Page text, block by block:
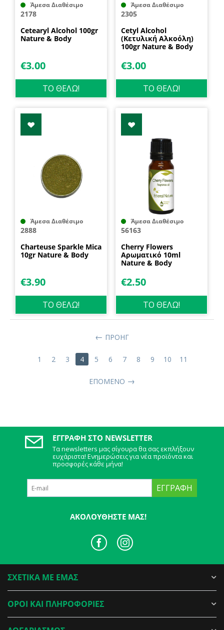
Άμεσα Διαθέσιμο
2178
Cetearyl Alcohol 100gr
Nature & Body
€3.00
ΤΟ ΘΕΛΩ!
Άμεσα Διαθέσιμο
2305
Cetyl Alcohol
(Κετυλική Αλκοόλη)
100gr Nature & Body
€3.00
ΤΟ ΘΕΛΩ!
Άμεσα Διαθέσιμο
2888
Charteuse Sparkle Mica
10gr Nature & Body
€3.90
ΤΟ ΘΕΛΩ!
Άμεσα Διαθέσιμο
56163
Cherry Flowers
Αρωματικό 10ml
Nature & Body
€2.50
ΤΟ ΘΕΛΩ!
ΠΡΟΗΓ
1 2 3 4 5 6 7 8 9 10 11
ΕΠΌΜΕΝΟ
ΕΓΓΡΑΦΉ ΣΤΟ NEWSLETTER
Τα newsletters μας σίγουρα θα σας εκπλήξουν
ευχάριστα! Ενημερώσεις για νέα προϊόντα και
προσφορές κάθε μήνα!
ΕΓΓΡΑΦΉ
ΑΚΟΛΟΥΘΉΣΤΕ ΜΑΣ!
ΣΧΕΤΙΚΑ ΜΕ ΕΜΑΣ
ΟΡΟΙ ΚΑΙ ΠΛΗΡΟΦΟΡΙΕΣ